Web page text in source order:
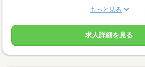
もっと見る
求人詳細を見る